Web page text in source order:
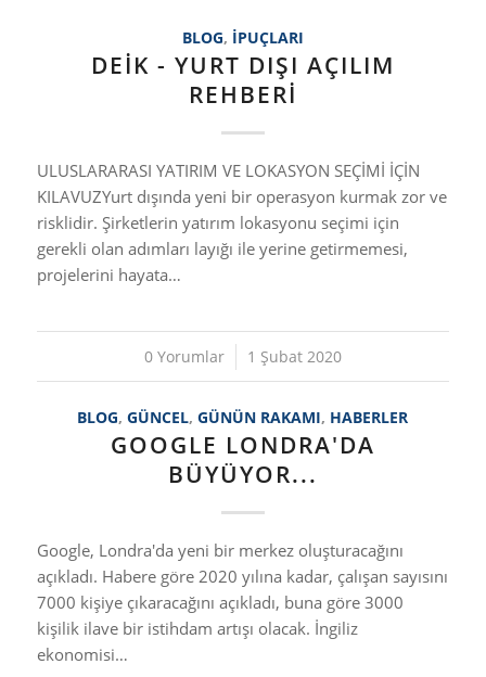
BLOG, İPUÇLARI
DEİK - YURT DIŞI AÇILIM
REHBERI
ULUSLARARASI YATIRIM VE LOKASYON SEÇİMİ İÇİN
KILAVUZYurt dışında yeni bir operasyon kurmak zor ve
risklidir. Şirketlerin yatırım lokasyonu seçimi için
gerekli olan adımları layığı ile yerine getirmemesi,
projelerini hayata…
0 Yorumlar
/ 1 Şubat 2020
BLOG,GÜNCEL,GÜNÜN RAKAMI, HABERLER
GOOGLE LONDRA'DA
BÜYÜYOR...
Google, Londra'da yeni bir merkez oluşturacağını
açıkladı. Habere göre 2020 yılına kadar, çalışan sayısını
7000 kişiye çıkaracağını açıkladı, buna göre 3000
kişilik ilave bir istihdam artışı olacak. İngiliz
ekonomisi…